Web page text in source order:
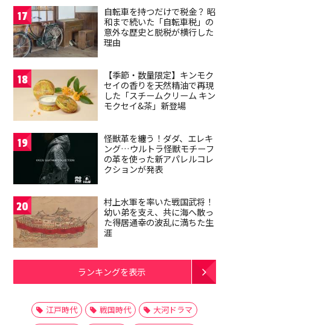
17
自転車を持つだけで税金？ 昭
和まで続いた「自転車税」の
意外な歴史と脱税が横行した
理由
18
【季節・数量限定】キンモク
セイの香りを天然精油で再現
した「スチームクリーム キン
モクセイ&茶」新登場
19
怪獣革を纏う！ダダ、エレキ
ング…ウルトラ怪獣モチーフ
の革を使った新アパレルコレ
クションが発表
20
村上水軍を率いた戦国武将！
幼い弟を支え、共に海へ散っ
た得居通幸の波乱に満ちた生
涯
ランキングを表示
江戸時代 戦国時代
大河ドラマ